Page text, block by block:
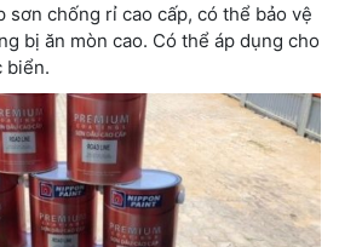
sơn chống rỉ cao cấp, có thể bảo vệ
bị ăn mòn cao. Có thể áp dụng cho
biển.